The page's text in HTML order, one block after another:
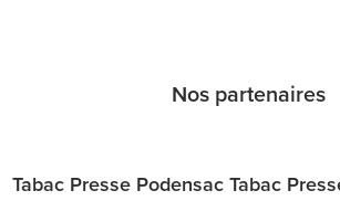
Nos partenaires
Tabac Presse Podensac Tabac